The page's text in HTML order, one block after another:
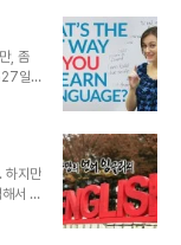
.
, 좀
일
포함
언
좀 화
고 나
말이지
물
하지만
서 되
다.